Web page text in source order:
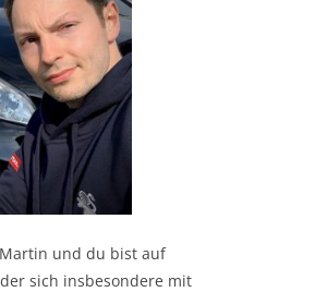
und du bist auf
sich insbesondere mit